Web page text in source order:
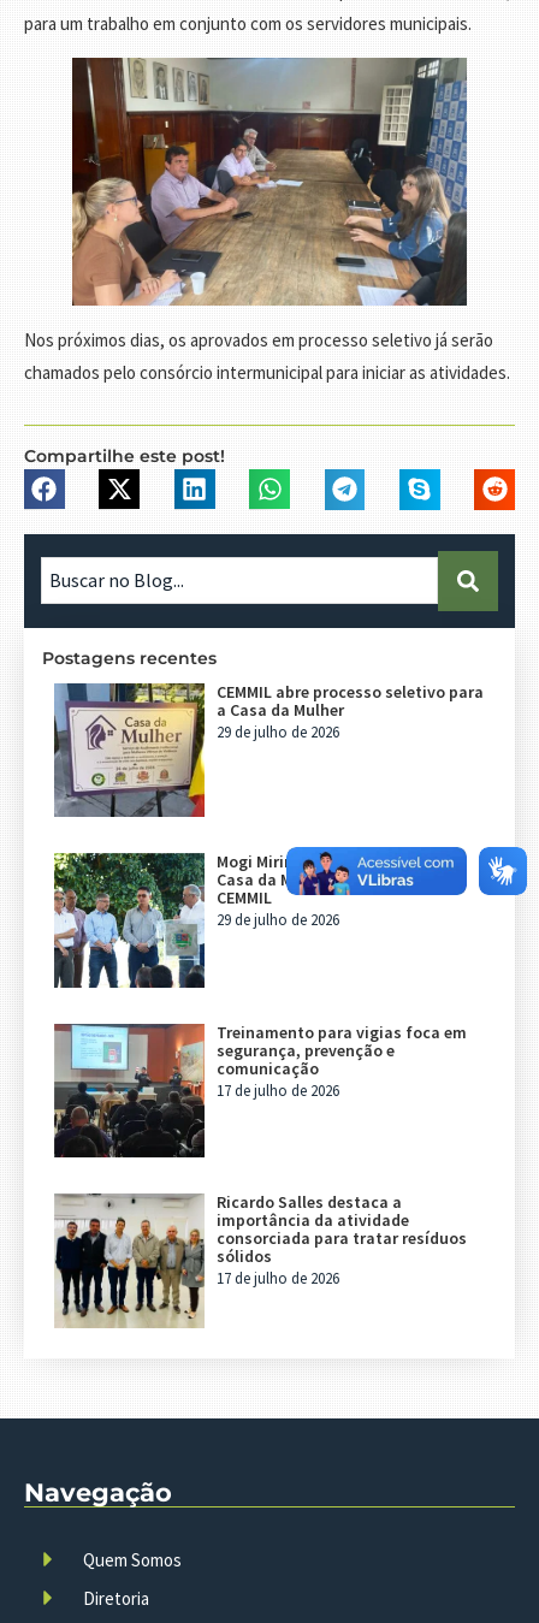
para um trabalho em conjunto com os servidores municipais.
Nos próximos dias, os aprovados em processo seletivo já serão
chamados pelo consórcio intermunicipal para iniciar as atividades.
Compartilhe este post!
Postagens recentes
CEMMIL abre processo seletivo para
a Casa da Mulher
29 de julho de 2026
Mogi Mirim e Mogi Guaçu terão
Casa da Mulher com gestão do
CEMMIL
29 de julho de 2026
Treinamento para vigias foca em
segurança, prevenção e
comunicação
17 de julho de 2026
Ricardo Salles destaca a
importância da atividade
consorciada para tratar resíduos
sólidos
17 de julho de 2026
Navegação
Quem Somos
Diretoria